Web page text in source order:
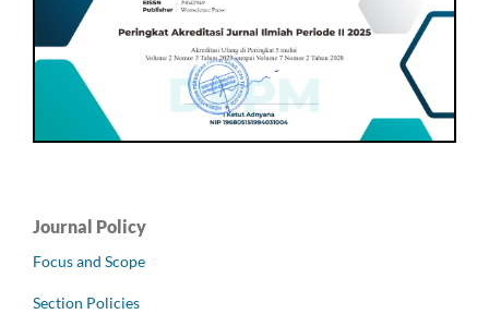
Journal Policy
Focus and Scope
Section Policies